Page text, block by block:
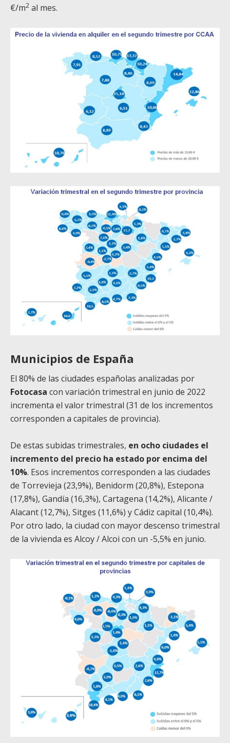
€/m2 al mes.
Municipios de España
El 80% de las ciudades españolas analizadas por
Fotocasa con variación trimestral en junio de 2022
incrementa el valor trimestral (31 de los incrementos
corresponden a capitales de provincia).
De estas subidas trimestrales, en ocho ciudades el
incremento del precio ha estado por encima del
10%. Esos incrementos corresponden a las ciudades
de Torrevieja (23,9%), Benidorm (20,8%), Estepona
(17,8%), Gandía (16,3%), Cartagena (14,2%), Alicante /
Alacant (12,7%), Sitges (11,6%) y Cádiz capital (10,4%).
Por otro lado, la ciudad con mayor descenso trimestral
de la vivienda es Alcoy / Alcoi con un -5,5% en junio.